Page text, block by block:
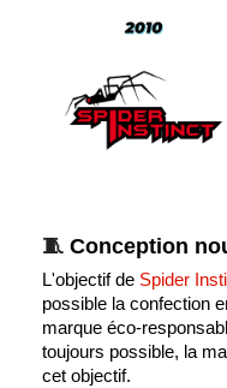
🧵 Conception
L'objectif de Spider
possible la confection
marque éco-
toujours possible, la
cet objectif.